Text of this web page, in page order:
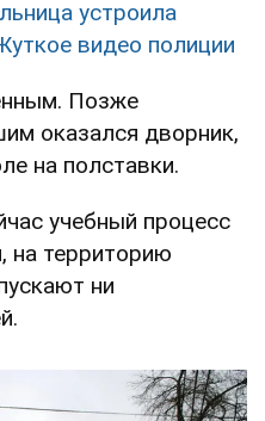
устроила
видео полиции
Позже
оказался дворник,
на полставки.
учебный процесс
на территорию
ни